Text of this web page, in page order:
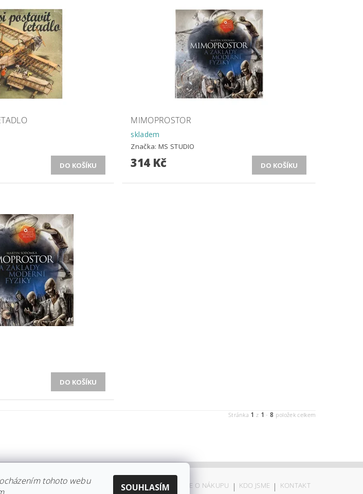
MIMOPROSTOR
skladem
Značka: MS STUDIO
314 Kč
Stránka 1 z 1 -8 položek celkem
| DISTRIBUCE IITTALA | REKLAMACE/ODSTOUPENÍ VŠE O NÁKUPU | KDO JSME | KONTAKT
tohoto webu
SOUHLASÍM